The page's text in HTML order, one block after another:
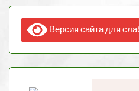
Версия сайта для